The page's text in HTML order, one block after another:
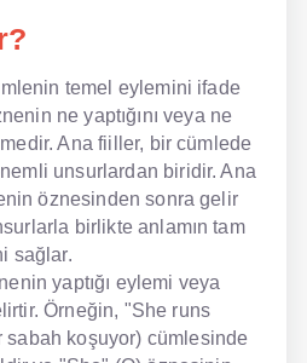
temel eylemini ifade
ne yaptığını veya ne
Ana fiiller, bir cümlede
unsurlardan biridir. Ana
öznesinden sonra gelir
birlikte anlamın tam
sağlar.
yaptığı eylemi veya
Örneğin, "She runs
sabah koşuyor) cümlesinde